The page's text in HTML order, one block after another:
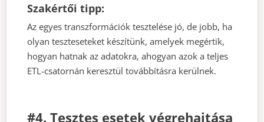
Szakértői tipp:
Az egyes transzformációk tesztelése jó, de jobb, ha
olyan teszteseteket készítünk, amelyek megértik,
hogyan hatnak az adatokra, ahogyan azok a teljes
ETL-csatornán keresztül továbbításra kerülnek.
#4. Tesztes esetek végrehajtása